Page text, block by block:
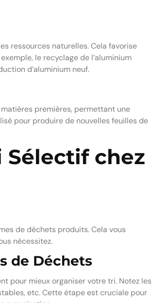
ressources naturelles. Cela favorise
le recyclage de l’aluminium
d’aluminium neuf.
premières, permettant une
pour produire de nouvelles feuilles de
Sélectif chez
de déchets produits. Cela vous
nécessitez.
de Déchets
pour mieux organiser votre tri. Notez les
etc. Cette étape est cruciale pour